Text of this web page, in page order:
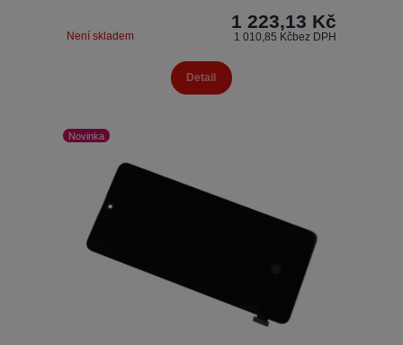
1 223,13 Kč
1 010,85 Kčbez DPH
Není skladem
Detail
Novinka